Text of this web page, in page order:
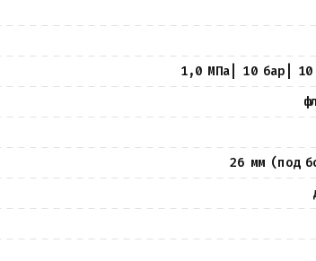
1,0 МПа| 10 бар| 10
26 мм (под